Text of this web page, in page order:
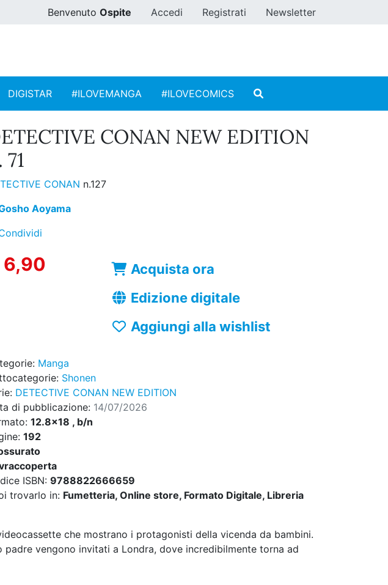
Benvenuto Ospite Accedi Registrati Newsletter
DIGISTAR #ILOVEMANGA #ILOVECOMICS
CONAN NEW EDITION
71
CONAN n.127
Aoyama
6,90
Acquista ora
Edizione digitale
Aggiungi alla wishlist
Manga
Shonen
DETECTIVE CONAN NEW EDITION
di pubblicazione: 14/07/2026
12.8x18 , b/n
192
ISBN: 9788822666659
trovarlo in: Fumetteria, Online store, Formato Digitale, Libreria
che mostrano i protagonisti della vicenda da bambini.
vengono invitati a Londra, dove incredibilmente torna ad